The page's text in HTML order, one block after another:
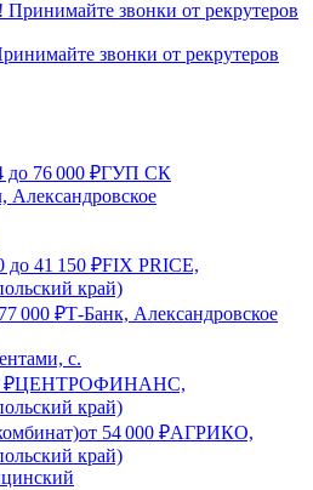
звонки от рекрутеров
до 76 000 ₽ГУП СК
Александровское
до 41 150 ₽FIX PRICE,
край)
77 000 ₽Т-Банк, Александровское
с.
₽ЦЕНТРОФИНАНС,
край)
от 54 000 ₽АГРИКО,
край)